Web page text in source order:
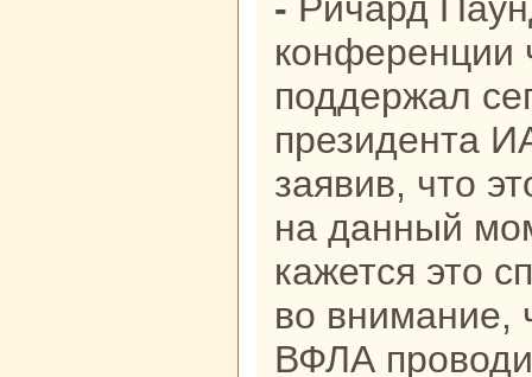
конференции
поддержал
президента
заявив, что
на данный
кажется это
во внимание,
ВФЛА